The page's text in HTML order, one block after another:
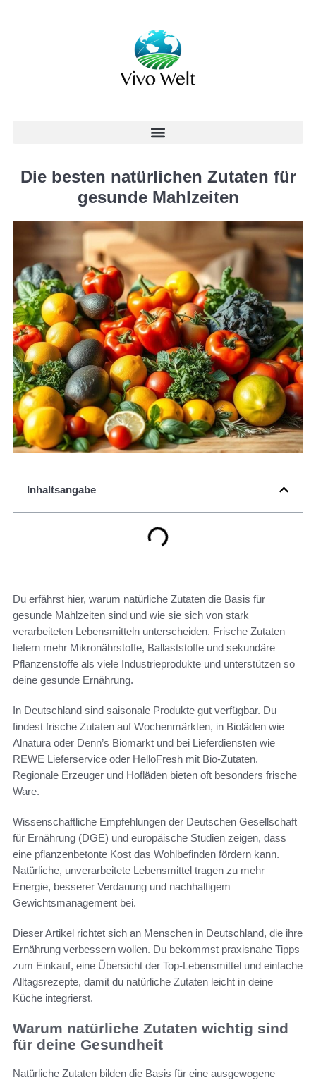
Die besten natürlichen Zutaten für
gesunde Mahlzeiten
Inhaltsangabe
Du erfährst hier, warum natürliche Zutaten die Basis für
gesunde Mahlzeiten sind und wie sie sich von stark
verarbeiteten Lebensmitteln unterscheiden. Frische Zutaten
liefern mehr Mikronährstoffe, Ballaststoffe und sekundäre
Pflanzenstoffe als viele Industrieprodukte und unterstützen so
deine gesunde Ernährung.
In Deutschland sind saisonale Produkte gut verfügbar. Du
findest frische Zutaten auf Wochenmärkten, in Bioläden wie
Alnatura oder Denn’s Biomarkt und bei Lieferdiensten wie
REWE Lieferservice oder HelloFresh mit Bio-Zutaten.
Regionale Erzeuger und Hofläden bieten oft besonders frische
Ware.
Wissenschaftliche Empfehlungen der Deutschen Gesellschaft
für Ernährung (DGE) und europäische Studien zeigen, dass
eine pflanzenbetonte Kost das Wohlbefinden fördern kann.
Natürliche, unverarbeitete Lebensmittel tragen zu mehr
Energie, besserer Verdauung und nachhaltigem
Gewichtsmanagement bei.
Dieser Artikel richtet sich an Menschen in Deutschland, die ihre
Ernährung verbessern wollen. Du bekommst praxisnahe Tipps
zum Einkauf, eine Übersicht der Top-Lebensmittel und einfache
Alltagsrezepte, damit du natürliche Zutaten leicht in deine
Küche integrierst.
Warum natürliche Zutaten wichtig sind
für deine Gesundheit
Natürliche Zutaten bilden die Basis für eine ausgewogene